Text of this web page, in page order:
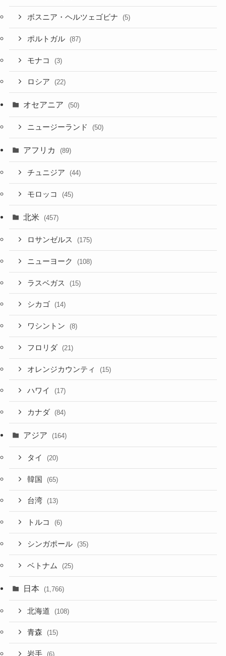
ボスニア・ヘルツェゴビナ (5)
ポルトガル (87)
モナコ (3)
ロシア (22)
オセアニア (50)
ニュージーランド (50)
アフリカ (89)
チュニジア (44)
モロッコ (45)
北米 (457)
ロサンゼルス (175)
ニューヨーク (108)
ラスベガス (15)
シカゴ (14)
ワシントン (8)
フロリダ (21)
オレンジカウンティ (15)
ハワイ (17)
カナダ (84)
アジア (164)
タイ (20)
韓国 (65)
台湾 (13)
トルコ (6)
シンガポール (35)
ベトナム (25)
日本 (1,766)
北海道 (108)
青森 (15)
岩手 (6)